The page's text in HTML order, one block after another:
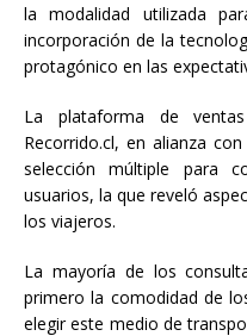
la modalidad utilizada
incorporación de la
protagónico en las
La plataforma de
Recorrido.cl, en alianza
selección múltiple para
usuarios, la que reveló
los viajeros.
La mayoría de los
primero la comodidad de
elegir este medio de